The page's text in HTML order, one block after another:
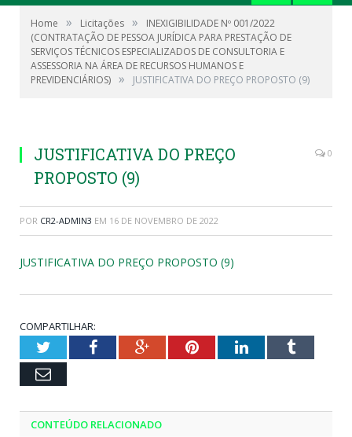
Home » Licitações »
INEXIGIBILIDADE Nº 001/2022
(CONTRATAÇÃO DE PESSOA JURÍDICA PARA PRESTAÇÃO DE
SERVIÇOS TÉCNICOS ESPECIALIZADOS DE CONSULTORIA E
ASSESSORIA NA ÁREA DE RECURSOS HUMANOS E
PREVIDENCIÁRIOS) » JUSTIFICATIVA DO PREÇO PROPOSTO (9)
JUSTIFICATIVA DO PREÇO
PROPOSTO (9)
0
POR CR2-ADMIN3 EM 16 DE NOVEMBRO DE 2022
JUSTIFICATIVA DO PREÇO PROPOSTO (9)
COMPARTILHAR:
TwitterFacebookGoogle+PinterestLinkedInTumblr
Email
CONTEÚDO RELACIONADO